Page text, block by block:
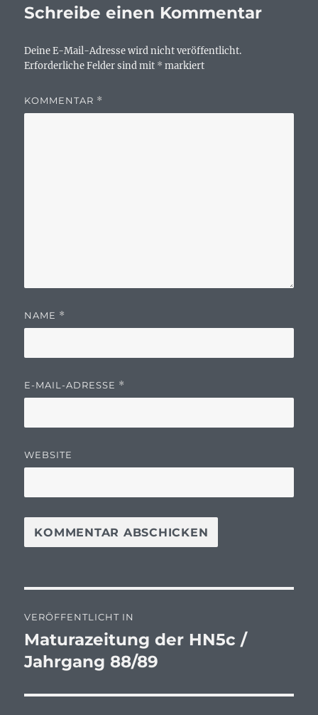
Schreibe einen Kommentar
Deine E-Mail-Adresse wird nicht veröffentlicht.
Erforderliche Felder sind mit * markiert
KOMMENTAR *
NAME *
E-MAIL-ADRESSE *
WEBSITE
VERÖFFENTLICHT IN
Maturazeitung der HN5c /
Jahrgang 88/89